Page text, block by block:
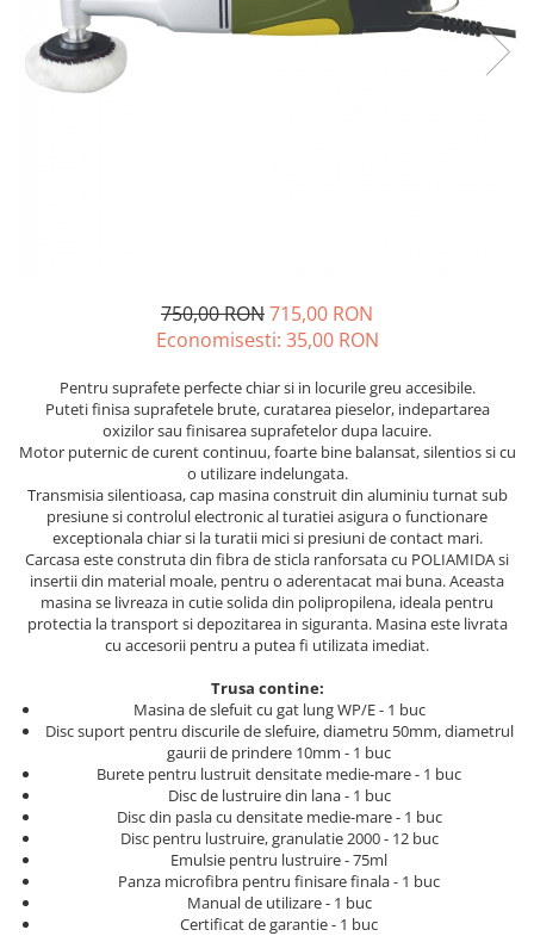
Echere si compasuri
Nivele
Nivele laser
Rulete si metre
Masini de gaurit si insurubat
Masini de slefuit si rindeluit
Salopetă cu pieptar
Tricouri
Veste
Protecţie ignifugă
Accesorii rezistente la flacără
Combinezoane
Hanorace
Jachete
Salopete cu pieptar
Tricouri
Veste
îmbrăcăminte pentru damă
Rezistent la flacăra
îmbrăcăminte asistente/doctori
îmbrăcăminte bucătari
îmbrăcăminte de lucru
înaltă vizibilitate hi-vis
Combinezoane
Hanorace
Jachete
Pantaloni
750,00 RON715,00 RON
Economisesti: 35,00 RON
Pentru suprafete perfecte chiar si in locurile greu accesibile.
Puteti finisa suprafetele brute, curatarea pieselor, indepartarea
oxizilor sau finisarea suprafetelor dupa lacuire.
Motor puternic de curent continuu, foarte bine balansat, silentios si cu
o utilizare indelungata.
Transmisia silentioasa, cap masina construit din aluminiu turnat sub
presiune si controlul electronic al turatiei asigura o functionare
exceptionala chiar si la turatii mici si presiuni de contact mari.
Carcasa este construta din fibra de sticla ranforsata cu POLIAMIDA si
insertii din material moale, pentru o aderentacat mai buna. Aceasta
masina se livreaza in cutie solida din polipropilena, ideala pentru
protectia la transport si depozitarea in siguranta. Masina este livrata
cu accesorii pentru a putea fi utilizata imediat.
Trusa contine:
Masina de slefuit cu gat lung WP/E - 1 buc
Disc suport pentru discurile de slefuire, diametru 50mm, diametrul
gaurii de prindere 10mm - 1 buc
Burete pentru lustruit densitate medie-mare - 1 buc
Disc de lustruire din lana - 1 buc
Disc din pasla cu densitate medie-mare - 1 buc
Disc pentru lustruire, granulatie 2000 - 12 buc
Emulsie pentru lustruire - 75ml
Panza microfibra pentru finisare finala - 1 buc
Manual de utilizare - 1 buc
Certificat de garantie - 1 buc